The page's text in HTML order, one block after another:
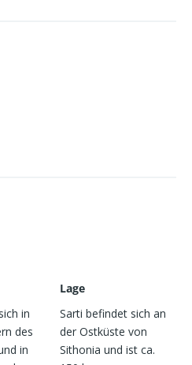
in
des
in
Lage
Sarti befindet sich an
der Ostküste von
Sithonia und ist ca.